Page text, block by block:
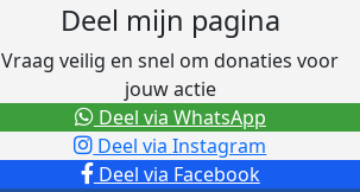
Deel mijn pagina
Vraag veilig en snel om donaties voor
jouw actie
Deel via Facebook
Deel via Instagram
Deel via WhatsApp